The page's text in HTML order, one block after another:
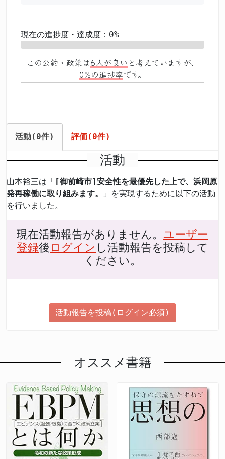
現在の進捗度・達成度：0%
この公約・政策は6人が良い と考えていますが、
0%の進捗率です。
活動(0件) 評価(0件)
活動
山本裕三は「 [御前崎市]安全性を最優先した上で、浜岡原
発再稼働に取り組みます。
」を実現するために以下の活動
を行いました。
現在活動報告がありません。 ユーザー
登録後 ログイン し活動報告を投稿して
ください。
活動報告を投稿(ログイン必須)
オススメ書籍